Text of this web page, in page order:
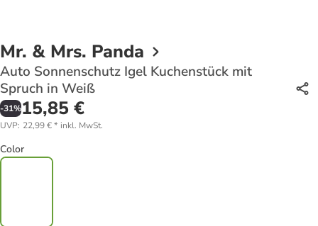
Mr. & Mrs. Panda
Auto Sonnenschutz Igel Kuchenstück mit
Spruch in Weiß
-31%15,85 €
UVP: 22,99 €* inkl. MwSt.
Color